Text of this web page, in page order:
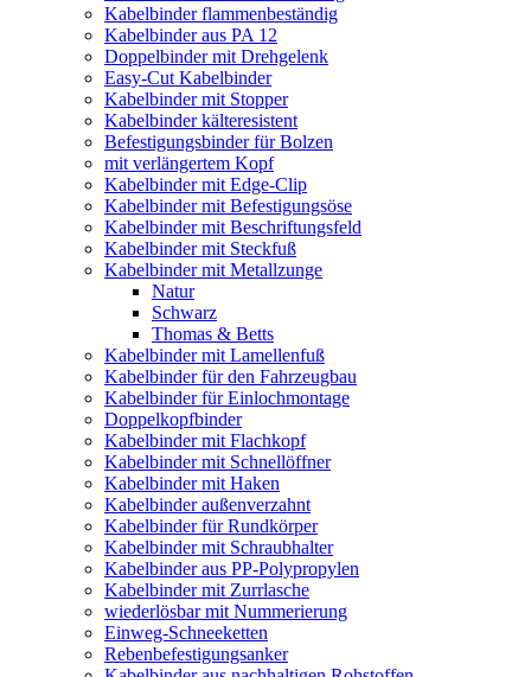
Kabelbinder flammenbeständig
Kabelbinder aus PA 12
Doppelbinder mit Drehgelenk
Easy-Cut Kabelbinder
Kabelbinder mit Stopper
Kabelbinder kälteresistent
Befestigungsbinder für Bolzen
mit verlängertem Kopf
Kabelbinder mit Edge-Clip
Kabelbinder mit Befestigungsöse
Kabelbinder mit Beschriftungsfeld
Kabelbinder mit Steckfuß
Kabelbinder mit Metallzunge
Natur
Schwarz
Thomas & Betts
Kabelbinder mit Lamellenfuß
Kabelbinder für den Fahrzeugbau
Kabelbinder für Einlochmontage
Doppelkopfbinder
Kabelbinder mit Flachkopf
Kabelbinder mit Schnellöffner
Kabelbinder mit Haken
Kabelbinder außenverzahnt
Kabelbinder für Rundkörper
Kabelbinder mit Schraubhalter
Kabelbinder aus PP-Polypropylen
Kabelbinder mit Zurrlasche
wiederlösbar mit Nummerierung
Einweg-Schneeketten
Rebenbefestigungsanker